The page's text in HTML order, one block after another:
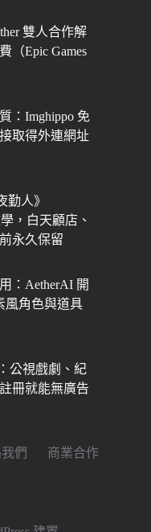
雙人合作解
（Epic Games
：Imghippo 免
取得外連網址
勤人》
，白天顧店、
永久保留
：AetherAI 開
風角色與道具
公視戲劇、紀
冊就能無廣告
們
商業合作